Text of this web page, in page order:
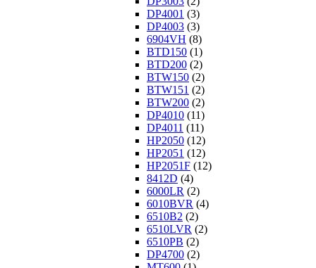
DP4001 (3)
DP4003 (3)
6904VH (8)
BTD150 (1)
BTD200 (2)
BTW150 (2)
BTW151 (2)
BTW200 (2)
DP4010 (11)
DP4011 (11)
HP2050 (12)
HP2051 (12)
HP2051F (12)
8412D (4)
6000LR (2)
6010BVR (4)
6510B2 (2)
6510LVR (2)
6510PB (2)
DP4700 (2)